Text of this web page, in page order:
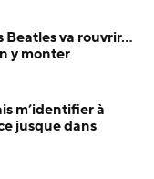
Beatles va rouvrir…
y monter
m’identifier à
jusque dans